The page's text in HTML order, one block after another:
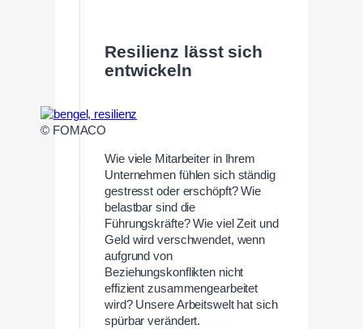
Resilienz lässt sich
entwickeln
© FOMACO
Wie viele Mitarbeiter in Ihrem
Unternehmen fühlen sich ständig
gestresst oder erschöpft? Wie
belastbar sind die
Führungskräfte? Wie viel Zeit und
Geld wird verschwendet, wenn
aufgrund von
Beziehungskonflikten nicht
effizient zusammengearbeitet
wird? Unsere Arbeitswelt hat sich
spürbar verändert.